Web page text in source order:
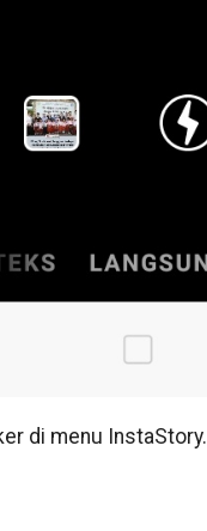
di menu InstaStory.